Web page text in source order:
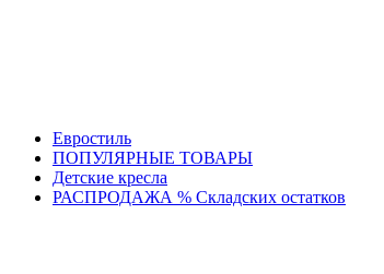
Евростиль
ПОПУЛЯРНЫЕ ТОВАРЫ
Детские кресла
РАСПРОДАЖА % Складских остатков